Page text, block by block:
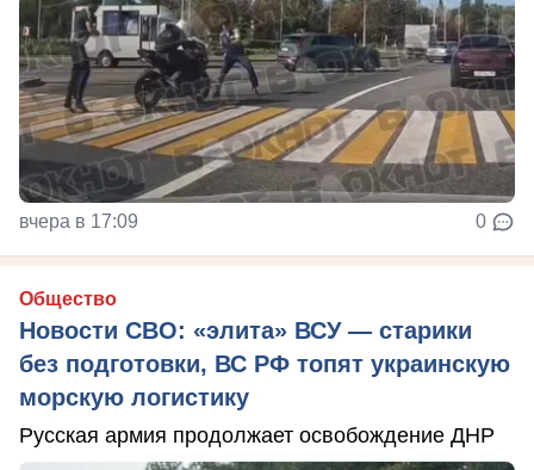
вчера в 17:09 0
Общество
Новости СВО: «элита» ВСУ — старики
без подготовки, ВС РФ топят украинскую
морскую логистику
Русская армия продолжает освобождение ДНР